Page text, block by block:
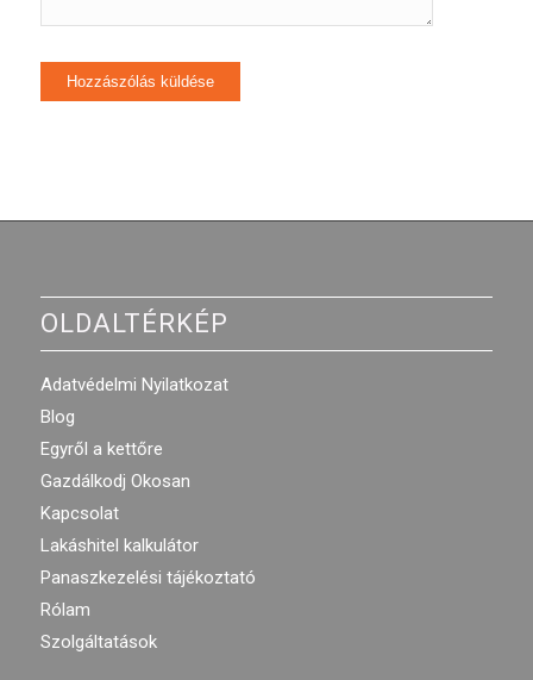
OLDALTÉRKÉP
Adatvédelmi Nyilatkozat
Blog
Egyről a kettőre
Gazdálkodj Okosan
Kapcsolat
Lakáshitel kalkulátor
Panaszkezelési tájékoztató
Rólam
Szolgáltatások